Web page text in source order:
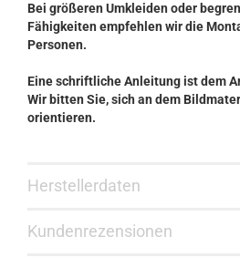
Bei größeren Umkleiden oder
Fähigkeiten empfehlen wir die
Personen.
Eine schriftliche Anleitung ist dem
Wir bitten Sie, sich an dem
orientieren.
Herstellerdaten
Kundenrezensionen